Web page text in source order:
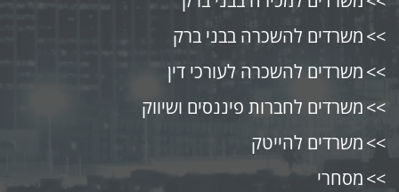
משרדים להשכרה בבני ברק
משרדים להשכרה לעורכי דין
משרדים לחברות פיננסים ושיווק
משרדים להייטק
מסחרי